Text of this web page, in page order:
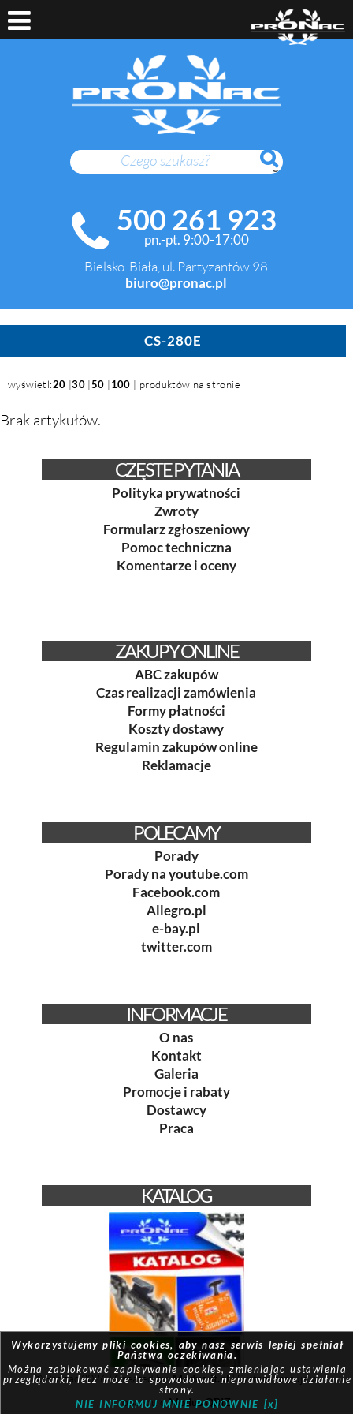
SZUKAJ
500 261 923
pn.-pt. 9:00-17:00
Bielsko-Biała, ul. Partyzantów 98
biuro@pronac.pl
CS-280E
wyświetl:20 |30 |50 |100 | produktów na stronie
Brak artykułów.
CZĘSTE PYTANIA
Polityka prywatności
Zwroty
Formularz zgłoszeniowy
Pomoc techniczna
Komentarze i oceny
ZAKUPY ONLINE
ABC zakupów
Czas realizacji zamówienia
Formy płatności
Koszty dostawy
Regulamin zakupów online
Reklamacje
POLECAMY
Porady
Porady na youtube.com
Facebook.com
Allegro.pl
e-bay.pl
twitter.com
INFORMACJE
O nas
Kontakt
Galeria
Promocje i rabaty
Dostawcy
Praca
KATALOG
© Pronac 2026 | Created by:Modus-it.pl| System pracuje w
oparciu oModus QBIZ
Wykorzystujemy pliki cookies, aby nasz serwis lepiej spełniał
Państwa oczekiwania.
Można zablokować zapisywanie cookies, zmieniając ustawienia
przeglądarki, lecz może to spowodować nieprawidłowe działanie
strony.
NIE INFORMUJ MNIE PONOWNIE [x]